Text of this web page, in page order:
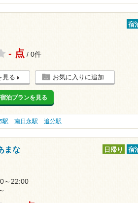
宿
- 点 / 0件
見る お気に入りに追加
泊プランを見る
駅 南日永駅 追分駅
まな
日帰り 宿
～22:00